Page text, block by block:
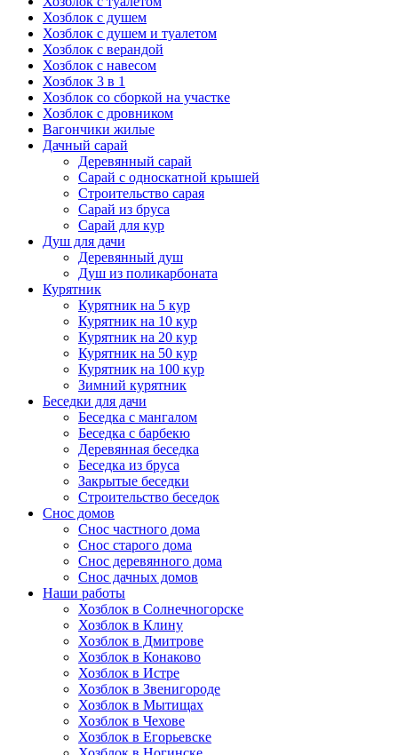
Хозблок с душем
Хозблок с душем и туалетом
Хозблок с верандой
Хозблок с навесом
Хозблок 3 в 1
Хозблок со сборкой на участке
Хозблок с дровником
Вагончики жилые
Дачный сарай
Деревянный сарай
Cарай с односкатной крышей
Строительство сарая
Сарай из бруса
Сарай для кур
Душ для дачи
Деревянный душ
Душ из поликарбоната
Курятник
Курятник на 5 кур
Курятник на 10 кур
Курятник на 20 кур
Курятник на 50 кур
Курятник на 100 кур
Зимний курятник
Беседки для дачи
Беседка с мангалом
Беседка с барбекю
Деревянная беседка
Беседка из бруса
Закрытые беседки
Строительство беседок
Снос домов
Снос частного дома
Снос старого дома
Снос деревянного дома
Снос дачных домов
Наши работы
Хозблок в Солнечногорске
Хозблок в Клину
Хозблок в Дмитрове
Хозблок в Конаково
Хозблок в Истре
Хозблок в Звенигороде
Хозблок в Мытищах
Хозблок в Чехове
Хозблок в Егорьевске